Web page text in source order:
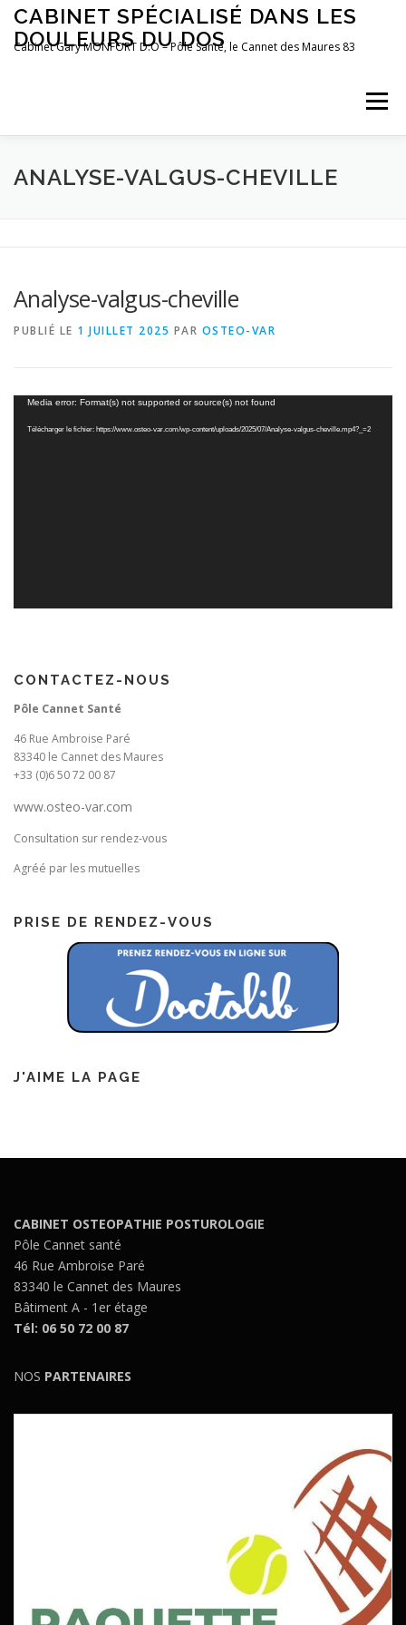
Aller
contenu
CABINET SPÉCIALISÉ DANS LES
DOULEURS DU DOS
Cabinet Gary MONFORT D.O – Pôle Santé, le Cannet des Maures 83
Menu
LE CABINET OSTÉOPATHIE POSTUROLOGIE
ANALYSE-VALGUS-CHEVILLE
Analyse-valgus-cheville
PUBLIÉ LE 1 JUILLET 2025 PAR OSTEO-VAR
Lecteur
Media error: Format(s) not supported or source(s) not found
Télécharger le fichier: https://www.osteo-var.com/wp-content/uploads/2025/07/Analyse-valgus-cheville.mp4?_=2
CONTACTEZ-NOUS
Pôle Cannet Santé
46 Rue Ambroise Paré
83340 le Cannet des Maures
+33 (0)6 50 72 00 87
www.osteo-var.com
Consultation sur rendez-vous
Agréé par les mutuelles
PRISE DE RENDEZ-VOUS
J'AIME LA PAGE
CABINET OSTEOPATHIE POSTUROLOGIE
Pôle Cannet santé
46 Rue Ambroise Paré
83340 le Cannet des Maures
Bâtiment A - 1er étage
Tél: 06 50 72 00 87
NOS PARTENAIRES